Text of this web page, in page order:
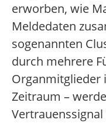
erworben, wie
Meldedaten
sogenannten
durch mehrere
Organmitglieder
Zeitraum –